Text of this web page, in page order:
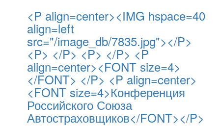
<P align=center><IMG hspace=40
align=left
src="/image_db/7835.jpg"></P>
<P> </P> <P> </P> <P
align=center><FONT size=4>
</FONT> </P> <P align=center>
<FONT size=4>Конференция
Российского Союза
Автостраховщиков</FONT></P>